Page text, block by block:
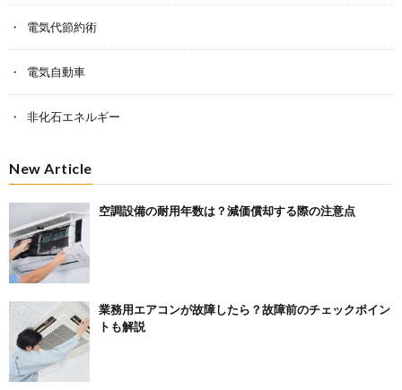
電気代節約術
電気自動車
非化石エネルギー
New Article
空調設備の耐用年数は？減価償却する際の注意点
業務用エアコンが故障したら？故障前のチェックポイン
トも解説